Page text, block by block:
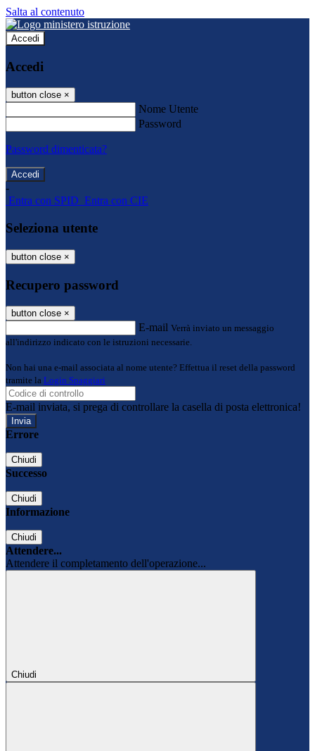
Salta al contenuto
Accedi
Accedi
button close ×
Nome Utente
Password
Password dimenticata?
-
Entra con SPID Entra con CIE
Seleziona utente
button close ×
Recupero password
button close ×
E-mail Verrà inviato un messaggio
all'indirizzo indicato con le istruzioni necessarie.
Non hai una e-mail associata al nome utente? Effettua il reset della password
tramite la Login Spaggiari
E-mail inviata, si prega di controllare la casella di posta elettronica!
Errore
Chiudi
Successo
Chiudi
Informazione
Chiudi
Attendere...
Attendere il completamento dell'operazione...
Chiudi